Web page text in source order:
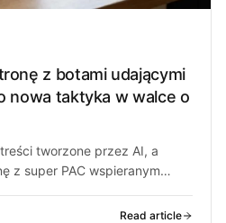
z botami udającymi
nowa taktyka w walce o
tworzone przez AI, a
z super PAC wspieranym
Read article